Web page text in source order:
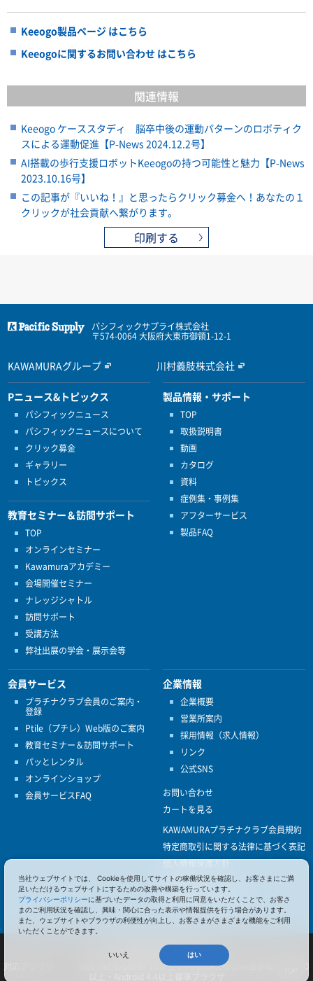
Keeogo製品ページ はこちら
Keeogoに関するお問い合わせ はこちら
関連情報
Keeogo ケーススタディ 脳卒中後の運動パターンのロボティク
スによる運動促進【P-News 2024.12.2号】
AI搭載の歩行支援ロボットKeeogoの持つ可能性と魅力【P-News
2023.10.16号】
この記事が『いいね！』と思ったらクリック募金へ！あなたの１
クリックが社会貢献へ繋がります。
印刷する
パシフィックサプライ株式会社
〒574-0064 大阪府大東市御領1-12-1
KAWAMURAグループ 川村義肢株式会社
Pニュース&トピックス
パシフィックニュース
パシフィックニュースについて
クリック募金
ギャラリー
トピックス
教育セミナー＆訪問サポート
TOP
オンラインセミナー
Kawamuraアカデミー
会場開催セミナー
ナレッジシャトル
訪問サポート
受講方法
弊社出展の学会・展示会等
製品情報・サポート
TOP
取扱説明書
動画
カタログ
資料
症例集・事例集
アフターサービス
製品FAQ
会員サービス
プラチナクラブ会員のご案内・
登録
Ptile（プチレ）Web版のご案内
教育セミナー＆訪問サポート
パッとレンタル
オンラインショップ
会員サービスFAQ
企業情報
企業概要
営業所案内
採用情報（求人情報）
リンク
公式SNS
お問い合わせ
カートを見る
KAWAMURAプラチナクラブ会員規約
特定商取引に関する法律に基づく表記
個人情報保護方針
ISO9001
健康経営優良法人認定
© 2017 Pacific Supply Co.,Ltd.
コンテンツの無断使用・転載を禁じます。
対応ブラウザ ： Internet Explorer 10以上 、FireFox,Chrome最新版 、iOS 10
当社ウェブサイトでは、 Cookieを使用してサイトの稼働状況を確認し、お客さまにご満
足いただけるウェブサイトにするための改善や構築を行っています。
プライバシーポリシーに基づいたデータの取得と利用に同意をいただくことで、お客さ
まのご利用状況を確認し、興味・関心に合った表示や情報提供を行う場合があります。
また、ウェブサイトやブラウザの利便性が向上し、お客さまがさまざまな機能をご利用
いただくことができます。
いいえ はい